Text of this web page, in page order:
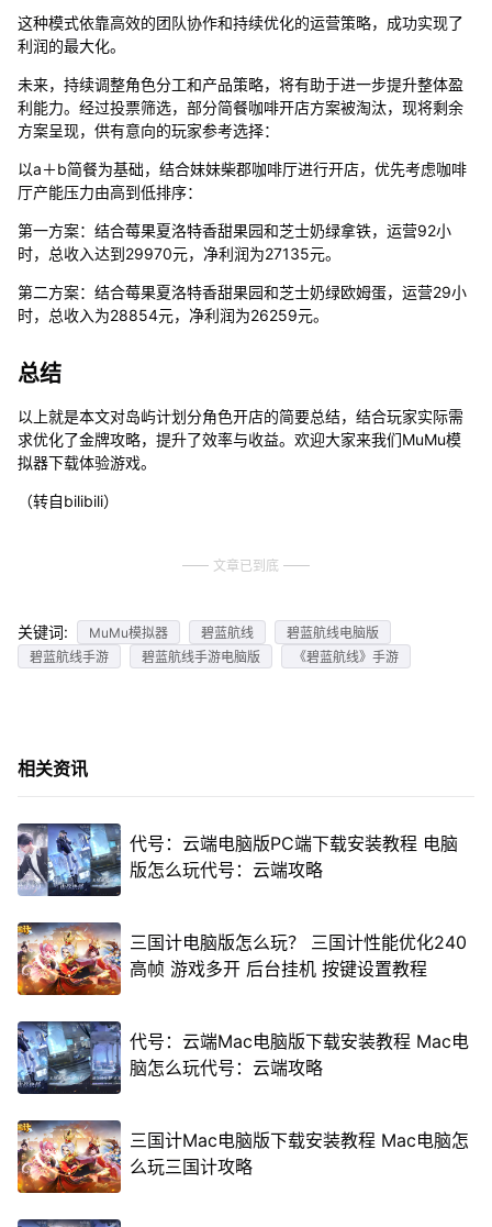
这种模式依靠高效的团队协作和持续优化的运营策略，成功实现了
利润的最大化。
未来，持续调整角色分工和产品策略，将有助于进一步提升整体盈
利能力。经过投票筛选，部分简餐咖啡开店方案被淘汰，现将剩余
方案呈现，供有意向的玩家参考选择：
以a＋b简餐为基础，结合妹妹柴郡咖啡厅进行开店，优先考虑咖啡
厅产能压力由高到低排序：
第一方案：结合莓果夏洛特香甜果园和芝士奶绿拿铁，运营92小
时，总收入达到29970元，净利润为27135元。
第二方案：结合莓果夏洛特香甜果园和芝士奶绿欧姆蛋，运营29小
时，总收入为28854元，净利润为26259元。
总结
以上就是本文对岛屿计划分角色开店的简要总结，结合玩家实际需
求优化了金牌攻略，提升了效率与收益。欢迎大家来我们MuMu模
拟器下载体验游戏。
（转自bilibili）
文章已到底
关键词: MuMu模拟器 碧蓝航线
碧蓝航线电脑版
碧蓝航线手游
碧蓝航线手游电脑版 《碧蓝航线》手游
相关资讯
代号：云端电脑版PC端下载安装教程 电脑
版怎么玩代号：云端攻略
三国计电脑版怎么玩？ 三国计性能优化240
高帧 游戏多开 后台挂机 按键设置教程
代号：云端Mac电脑版下载安装教程 Mac电
脑怎么玩代号：云端攻略
三国计Mac电脑版下载安装教程 Mac电脑怎
么玩三国计攻略